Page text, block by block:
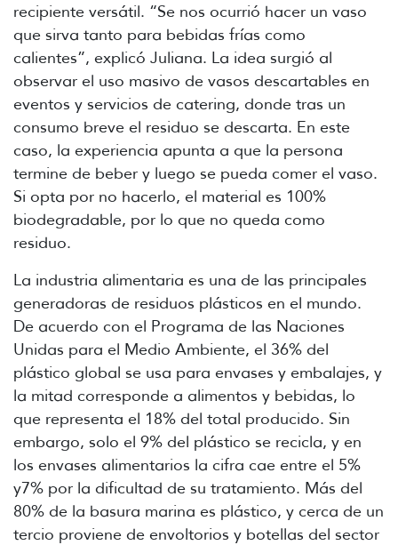
recipiente versátil. “Se nos ocurrió hacer un vaso
que sirva tanto para bebidas frías como
calientes”, explicó Juliana. La idea surgió al
observar el uso masivo de vasos descartables en
eventos y servicios de catering, donde tras un
consumo breve el residuo se descarta. En este
caso, la experiencia apunta a que la persona
termine de beber y luego se pueda comer el vaso.
Si opta por no hacerlo, el material es 100%
biodegradable, por lo que no queda como
residuo.
La industria alimentaria es una de las principales
generadoras de residuos plásticos en el mundo.
De acuerdo con el Programa de las Naciones
Unidas para el Medio Ambiente, el 36% del
plástico global se usa para envases y embalajes, y
la mitad corresponde a alimentos y bebidas, lo
que representa el 18% del total producido. Sin
embargo, solo el 9% del plástico se recicla, y en
los envases alimentarios la cifra cae entre el 5%
y7% por la dificultad de su tratamiento. Más del
80% de la basura marina es plástico, y cerca de un
tercio proviene de envoltorios y botellas del sector